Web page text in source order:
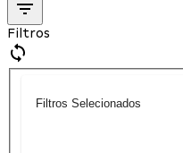
Filtros
Filtros Selecionados